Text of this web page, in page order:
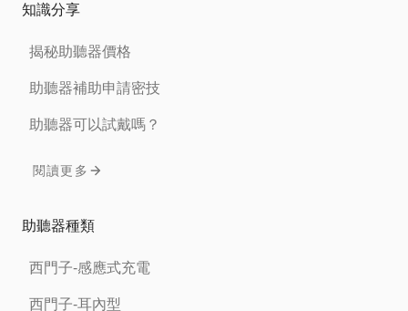
知識分享
揭秘助聽器價格
助聽器補助申請密技
助聽器可以試戴嗎？
閱讀更多
助聽器種類
西門子-感應式充電
西門子-耳內型